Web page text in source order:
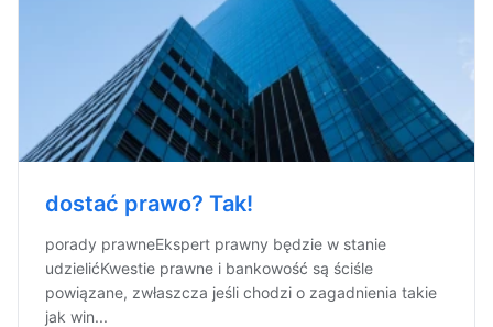
dostać prawo? Tak!
porady prawneEkspert prawny będzie w stanie
udzielićKwestie prawne i bankowość są ściśle
powiązane, zwłaszcza jeśli chodzi o zagadnienia takie
jak win...